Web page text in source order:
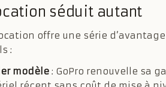
séduit autant
offre une série
:
modèle : GoPro renouvelle sa